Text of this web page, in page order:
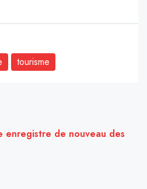
tourisme
enregistre de nouveau des